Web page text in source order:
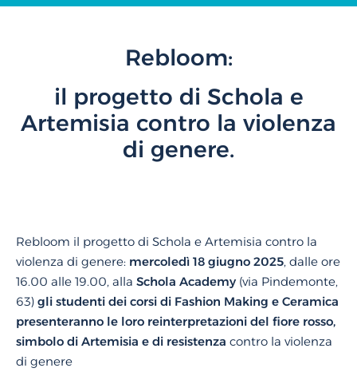
Rebloom:
il progetto di Schola e
Artemisia contro la violenza
di genere.
Rebloom il progetto di Schola e Artemisia contro la
violenza di genere: mercoledì 18 giugno 2025, dalle ore
16.00 alle 19.00, alla Schola Academy (via Pindemonte,
63) gli studenti dei corsi di Fashion Making e Ceramica
presenteranno le loro reinterpretazioni del fiore rosso,
simbolo di Artemisia e di resistenza contro la violenza
di genere